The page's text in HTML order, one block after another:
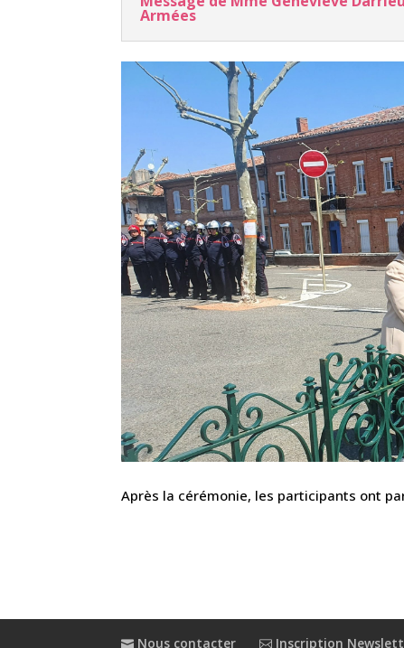
Armées
Après la cérémonie, les participants ont
Nous contacter Inscription